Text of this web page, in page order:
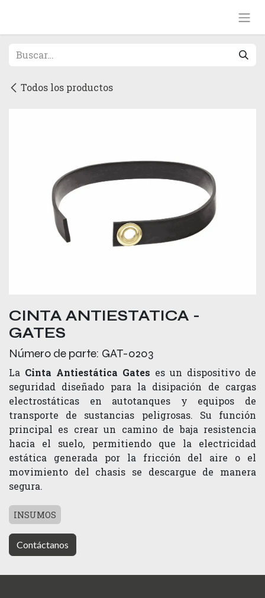
Todos los productos
CINTA ANTIESTATICA -
GATES
Número de parte: GAT-0203
La Cinta Antiestática Gates es un dispositivo de
seguridad diseñado para la disipación de cargas
electrostáticas en autotanques y equipos de
transporte de sustancias peligrosas. Su función
principal es crear un camino de baja resistencia
hacia el suelo, permitiendo que la electricidad
estática generada por la fricción del aire o el
movimiento del chasis se descargue de manera
segura.
INSUMOS
Contáctanos